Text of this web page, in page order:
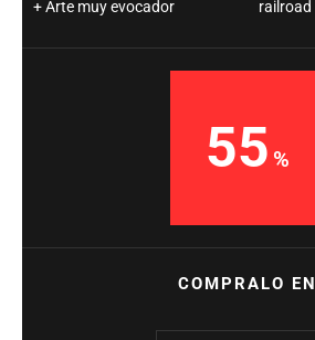
Arte muy evocador
railroad
55
COMPRALO EN